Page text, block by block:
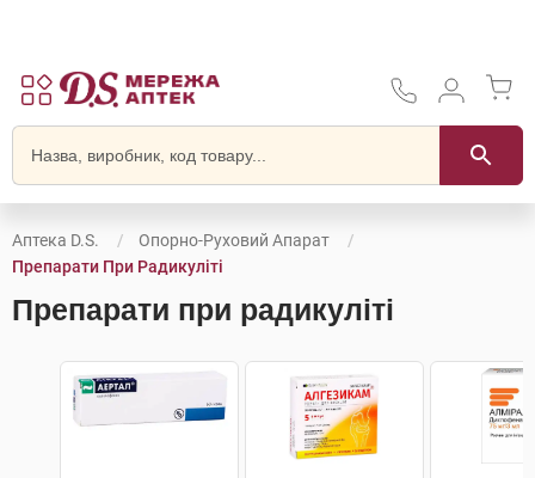
Аптека D.S.
Опорно-Руховий Апарат
Препарати При Радикуліті
Препарати при радикуліті